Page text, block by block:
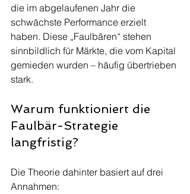
die im abgelaufenen Jahr die
schwächste Performance erzielt
haben. Diese „Faulbären“ stehen
sinnbildlich für Märkte, die vom Kapital
gemieden wurden – häufig übertrieben
stark.
Warum funktioniert die
Faulbär-Strategie
langfristig?
Die Theorie dahinter basiert auf drei
Annahmen: